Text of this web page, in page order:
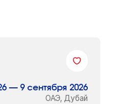
— 9 сентября 2026
ОАЭ, Дубай